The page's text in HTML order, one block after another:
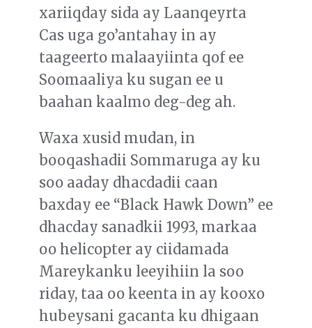
xariiqday sida ay Laanqeyrta
Cas uga go’antahay in ay
taageerto malaayiinta qof ee
Soomaaliya ku sugan ee u
baahan kaalmo deg-deg ah.
Waxa xusid mudan, in
booqashadii Sommaruga ay ku
soo aaday dhacdadii caan
baxday ee “Black Hawk Down” ee
dhacday sanadkii 1993, markaa
oo helicopter ay ciidamada
Mareykanku leeyihiin la soo
riday, taa oo keenta in ay kooxo
hubeysani gacanta ku dhigaan